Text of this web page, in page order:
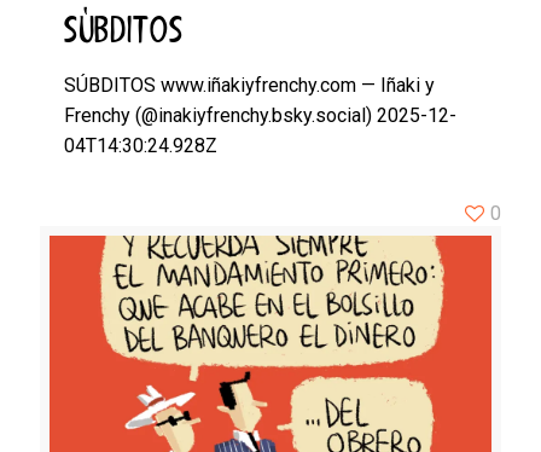
SÚBDITOS
SÚBDITOS www.iñakiyfrenchy.com — Iñaki y
Frenchy (@inakiyfrenchy.bsky.social) 2025-12-
04T14:30:24.928Z
0